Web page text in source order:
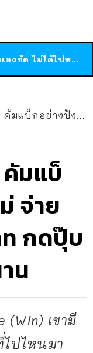
ได้เวลาเด็กหนวดรวมตัว RF Online Next เปิดให้เล่นแล้ว เกม Sci-Fi MMORPG ระดับตำนาน เล่นได้ทั้งมือถือและ PC
าคาเดียว 30 บาท กดปุ๊บ ได้ปั๊บ ไม่ต้องรอนาน
มแบ็
จ่าย
ท กดปุ๊บ
น
เขามี
ปไหนมา